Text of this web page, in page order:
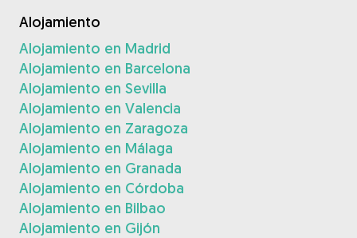
Alojamiento
Alojamiento en Madrid
Alojamiento en Barcelona
Alojamiento en Sevilla
Alojamiento en Valencia
Alojamiento en Zaragoza
Alojamiento en Málaga
Alojamiento en Granada
Alojamiento en Córdoba
Alojamiento en Bilbao
Alojamiento en Gijón